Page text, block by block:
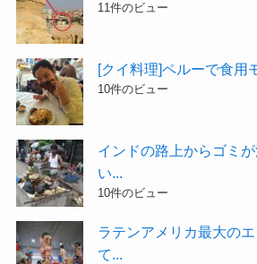
11件のビュー
[クイ料理]ペルーで食用
10件のビュー
インドの路上からゴミ
い...
10件のビュー
ラテンアメリカ最大の
て...